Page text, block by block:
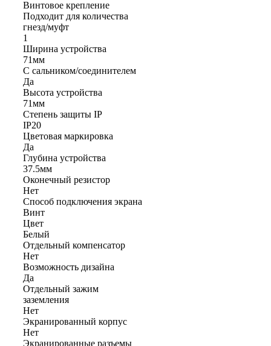
Винтовое крепление
Подходит для количества
гнезд/муфт
1
Ширина устройства
71мм
С сальником/соединителем
Да
Высота устройства
71мм
Степень защиты IP
IP20
Цветовая маркировка
Да
Глубина устройства
37.5мм
Оконечный резистор
Нет
Способ подключения экрана
Винт
Цвет
Белый
Отдельный компенсатор
Нет
Возможность дизайна
Да
Отдельный зажим
заземления
Нет
Экранированный корпус
Нет
Экранированные разъемы